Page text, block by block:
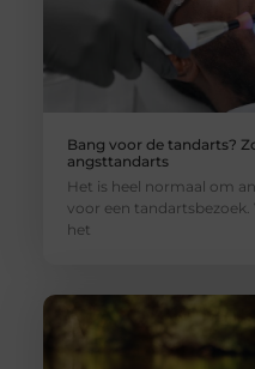
Bang voor de tandarts?
angsttandarts
Het is heel normaal om
voor een tandartsbezoek.
het